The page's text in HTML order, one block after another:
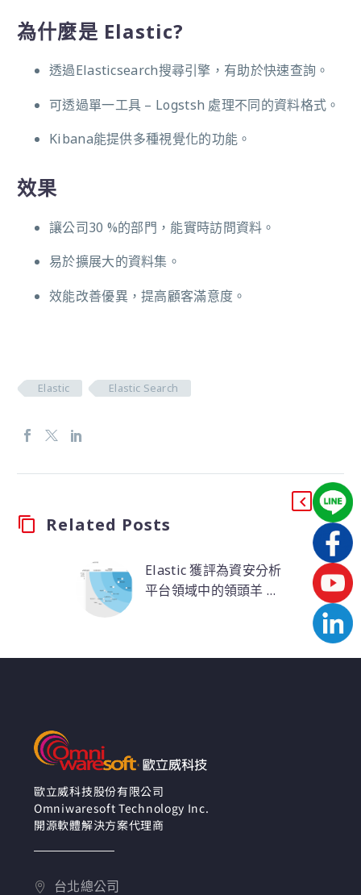
為什麼是 Elastic?
透過Elasticsearch搜尋引擎，有助於快速查詢。
可透過單一工具 – Logstsh 處理不同的資料格式。
Kibana能提供多種視覺化的功能。
效果
讓公司30 %的部門，能實時訪問資料。
易於擴展大的資料集。
效能改善優異，提高顧客滿意度。
Elastic Elastic Search
Related Posts
Elastic 獲評為資安分析
平台領域中的領頭羊 ｜
方案－幫助客戶快速和
大規模地預防、偵測和
響應迎來的威脅。
歐立威科技股份有限公司
Omniwaresoft Technology Inc.
開源軟體解決方案代理商
台北總公司